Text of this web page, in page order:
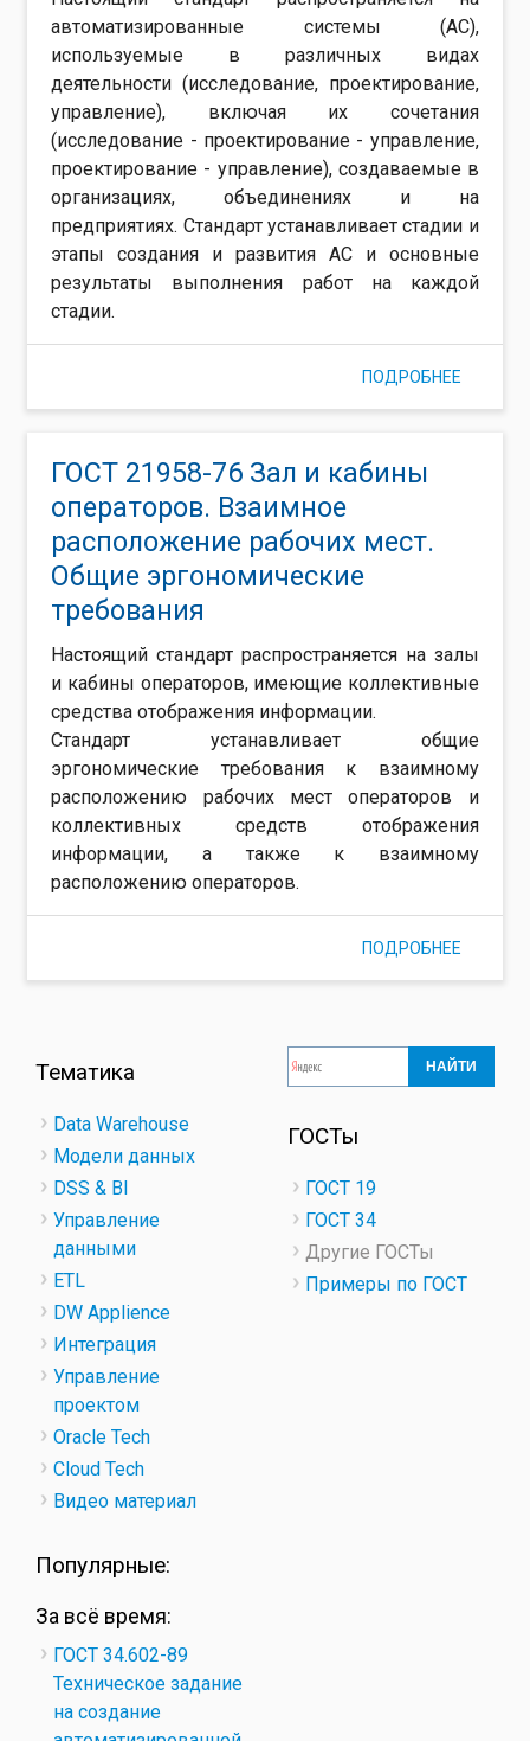
автоматизированные системы (АС),
используемые в различных видах
деятельности (исследование, проектирование,
управление), включая их сочетания
(исследование - проектирование - управление,
проектирование - управление), создаваемые в
организациях, объединениях и на
предприятиях. Стандарт устанавливает стадии и
этапы создания и развития АС и основные
результаты выполнения работ на каждой
стадии.
ПОДРОБНЕЕ
ГОСТ 21958-76 Зал и кабины
операторов. Взаимное
расположение рабочих мест.
Общие эргономические
требования
Настоящий стандарт распространяется на залы
и кабины операторов, имеющие коллективные
средства отображения информации.
Стандарт устанавливает общие
эргономические требования к взаимному
расположению рабочих мест операторов и
коллективных средств отображения
информации, а также к взаимному
расположению операторов.
ПОДРОБНЕЕ
ЗАЛ И
Тематика
Data Warehouse
Модели данных
DSS & BI
Управление
данными
ETL
DW Applience
Интеграция
Управление
проектом
Oracle Tech
Cloud Tech
Видео материал
Популярные:
За всё время:
ГОСТ 34.602-89
Техническое задание
на создание
ГОСТы
ГОСТ 19
ГОСТ 34
Другие ГОСТы
Примеры по ГОСТ